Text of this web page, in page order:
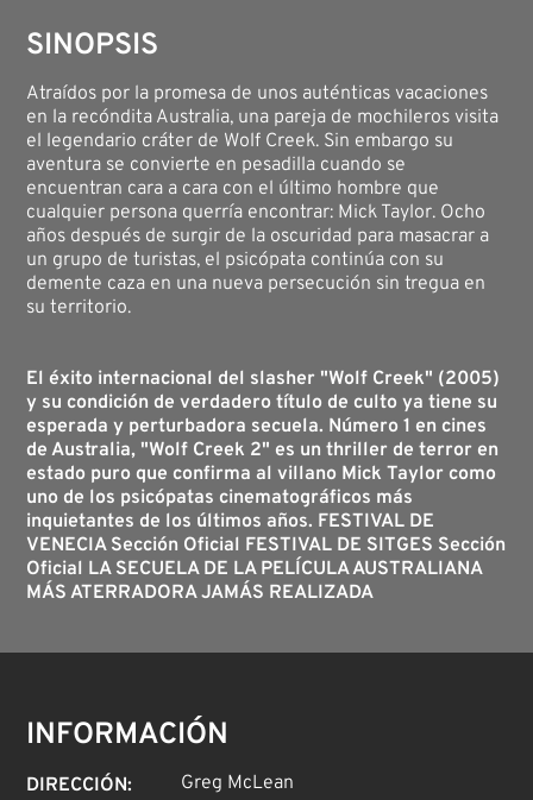
SINOPSIS
Atraídos por la promesa de unos auténticas vacaciones
en la recóndita Australia, una pareja de mochileros visita
el legendario cráter de Wolf Creek. Sin embargo su
aventura se convierte en pesadilla cuando se
encuentran cara a cara con el último hombre que
cualquier persona querría encontrar: Mick Taylor. Ocho
años después de surgir de la oscuridad para masacrar a
un grupo de turistas, el psicópata continúa con su
demente caza en una nueva persecución sin tregua en
su territorio.
El éxito internacional del slasher "Wolf Creek" (2005)
y su condición de verdadero título de culto ya tiene su
esperada y perturbadora secuela. Número 1 en cines
de Australia, "Wolf Creek 2" es un thriller de terror en
estado puro que confirma al villano Mick Taylor como
uno de los psicópatas cinematográficos más
inquietantes de los últimos años. FESTIVAL DE
VENECIA Sección Oficial FESTIVAL DE SITGES Sección
Oficial LA SECUELA DE LA PELÍCULA AUSTRALIANA
MÁS ATERRADORA JAMÁS REALIZADA
INFORMACIÓN
DIRECCIÓN:
Greg McLean